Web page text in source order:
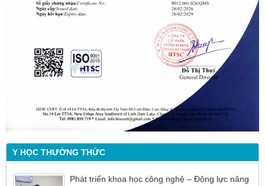
Y HỌC THƯỜNG THỨC
Phát triển khoa học công nghệ – Động lực nâng